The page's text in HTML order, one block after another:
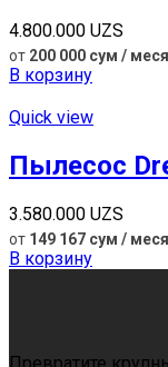
4.800.000 UZS
от 200 000 сум /
В корзину
Quick view
Пылесос
3.580.000 UZS
от 149 167 сум /
В корзину